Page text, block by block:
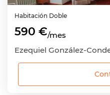
Habitación Doble
590 €/mes